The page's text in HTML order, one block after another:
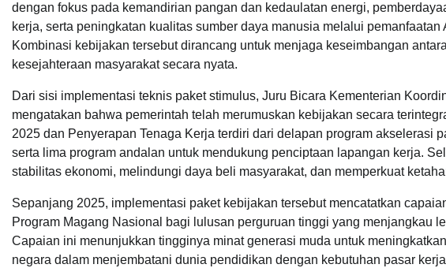
dengan fokus pada kemandirian pangan dan kedaulatan energi,
kerja, serta peningkatan kualitas sumber daya manusia melalui
Kombinasi kebijakan tersebut dirancang untuk menjaga keseimbangan
kesejahteraan masyarakat secara nyata.
Dari sisi implementasi teknis paket stimulus, Juru Bicara Kementerian
mengatakan bahwa pemerintah telah merumuskan kebijakan secara
2025 dan Penyerapan Tenaga Kerja terdiri dari delapan program akselerasi
serta lima program andalan untuk mendukung penciptaan lapangan kerja.
stabilitas ekonomi, melindungi daya beli masyarakat, dan memperkuat
Sepanjang 2025, implementasi paket kebijakan tersebut mencatatkan
Program Magang Nasional bagi lulusan perguruan tinggi yang menjangkau
Capaian ini menunjukkan tingginya minat generasi muda untuk
negara dalam menjembatani dunia pendidikan dengan kebutuhan pasar